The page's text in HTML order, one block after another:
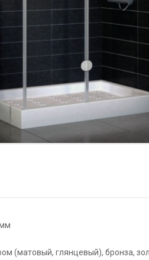
(матовый, глянцевый), бронза,